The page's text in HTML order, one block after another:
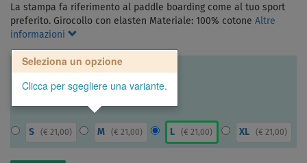
La stampa fa riferimento al paddle boarding come al tuo sport
preferito. Girocollo con elasten Materiale: 100% cotone Altre
informazioni
Seleziona un opzione
Clicca per sgegliere una variante.
S ( € 21,00) M (€ 21,00) L ( € 21,00) XL ( € 21,00)